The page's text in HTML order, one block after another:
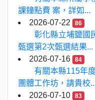
課鐘點費 案，詳如...
2026-07-22
86
彰化縣立埔鹽國
甄選第2次甄選結果...
2026-07-16
84
有關本縣115年
團體工作坊，請貴校
2026-07-10
83